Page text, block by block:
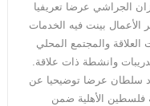
الجراشي عرضا تعريفيا
بينت فيه الخدمات
العلاقة والمجتمع المحلي
وانشطة ذات علاقة.
سلطان عرضا توضيحيا عن
فلسطين الأهلية ضمن